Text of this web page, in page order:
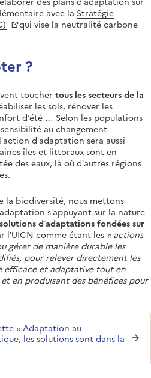
avec la Stratégie
qui vise la neutralité carbone
?
toucher tous les secteurs de la
les sols, rénover les
d’été … Selon les populations
au changement
d’adaptation sera aussi
îles et littoraux sont en
des eaux, là où d’autres régions
la biodiversité, nous mettons
s’appuyant sur la nature
solutions d’adaptations fondées sur
l’UICN comme étant les
actions
gérer de manière durable les
pour relever directement les
efficace et adaptative tout en
en produisant des bénéfices pour
« Adaptation au
les solutions sont dans la